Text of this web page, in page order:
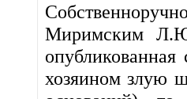
Миримским
хозяином злую